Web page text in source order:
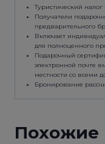
Туристический налог
Получатели
предварительного
Включает
для полноценного
Подарочный
электронной почте
местности со всеми
Бронирование
Похожие